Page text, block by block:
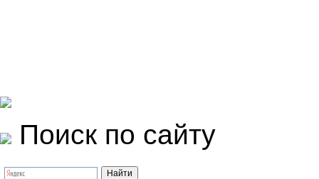
Поиск по сайту